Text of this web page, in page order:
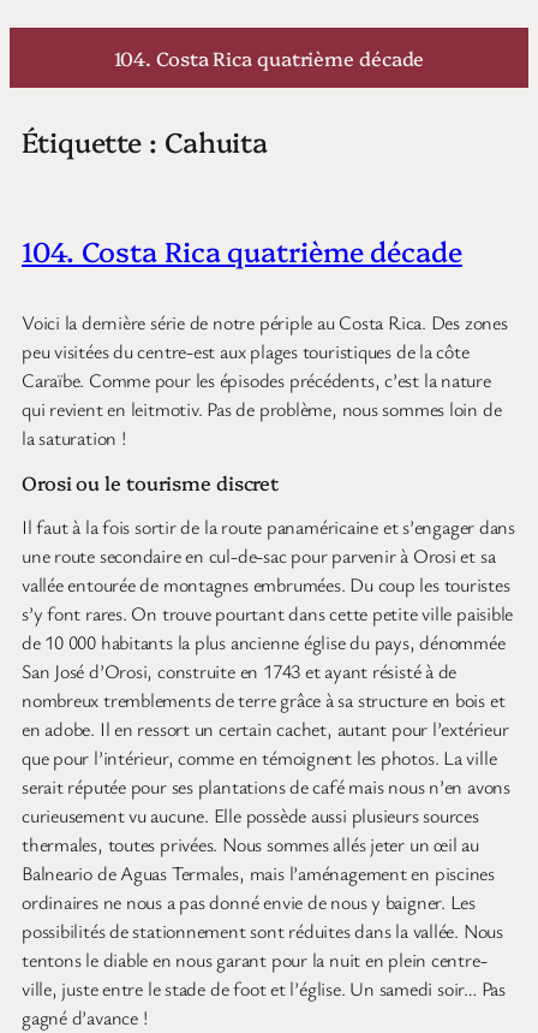
Aller
104. Costa Rica quatrième décade
Étiquette : Cahuita
104. Costa Rica quatrième décade
Voici la dernière série de notre périple au Costa Rica. Des zones
peu visitées du centre-est aux plages touristiques de la côte
Caraïbe. Comme pour les épisodes précédents, c’est la nature
qui revient en leitmotiv. Pas de problème, nous sommes loin de
la saturation !
Orosi ou le tourisme discret
Il faut à la fois sortir de la route panaméricaine et s’engager dans
une route secondaire en cul-de-sac pour parvenir à Orosi et sa
vallée entourée de montagnes embrumées. Du coup les touristes
s’y font rares. On trouve pourtant dans cette petite ville paisible
de 10 000 habitants la plus ancienne église du pays, dénommée
San José d’Orosi, construite en 1743 et ayant résisté à de
nombreux tremblements de terre grâce à sa structure en bois et
en adobe. Il en ressort un certain cachet, autant pour l’extérieur
que pour l’intérieur, comme en témoignent les photos. La ville
serait réputée pour ses plantations de café mais nous n’en avons
curieusement vu aucune. Elle possède aussi plusieurs sources
thermales, toutes privées. Nous sommes allés jeter un œil au
Balneario de Aguas Termales, mais l’aménagement en piscines
ordinaires ne nous a pas donné envie de nous y baigner. Les
possibilités de stationnement sont réduites dans la vallée. Nous
tentons le diable en nous garant pour la nuit en plein centre-
ville, juste entre le stade de foot et l’église. Un samedi soir… Pas
gagné d’avance !